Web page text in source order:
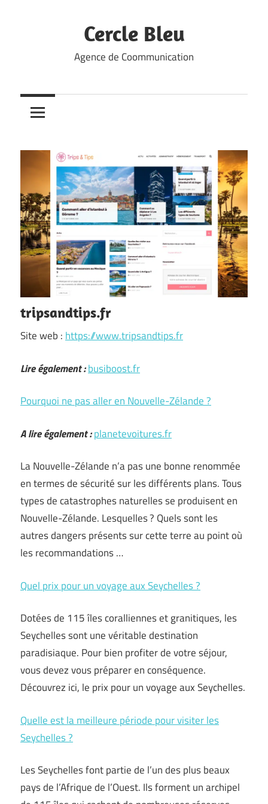
Cercle Bleu
Agence de Coommunication
tripsandtips.fr
Site web : https://www.tripsandtips.fr
Lire également :busiboost.fr
Pourquoi ne pas aller en Nouvelle-Zélande ?
A lire également :planetevoitures.fr
La Nouvelle-Zélande n’a pas une bonne renommée
en termes de sécurité sur les différents plans. Tous
types de catastrophes naturelles se produisent en
Nouvelle-Zélande. Lesquelles ? Quels sont les
autres dangers présents sur cette terre au point où
les recommandations …
Quel prix pour un voyage aux Seychelles ?
Dotées de 115 îles coralliennes et granitiques, les
Seychelles sont une véritable destination
paradisiaque. Pour bien profiter de votre séjour,
vous devez vous préparer en conséquence.
Découvrez ici, le prix pour un voyage aux Seychelles.
Quelle est la meilleure période pour visiter les
Seychelles ?
Les Seychelles font partie de l’un des plus beaux
pays de l’Afrique de l’Ouest. Ils forment un archipel